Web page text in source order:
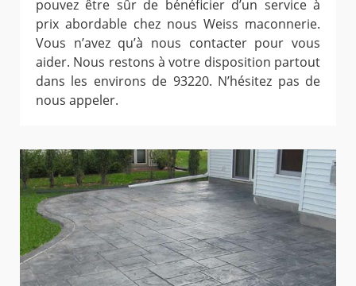
pouvez être sûr de bénéficier d’un service à
prix abordable chez nous Weiss maconnerie.
Vous n’avez qu’à nous contacter pour vous
aider. Nous restons à votre disposition partout
dans les environs de 93220. N’hésitez pas de
nous appeler.